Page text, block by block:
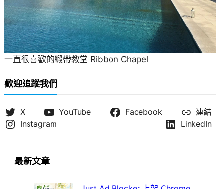
一直很喜歡的緞帶教堂 Ribbon Chapel
歡迎追蹤我們
X YouTube Facebook
連結
Instagram
LinkedIn
最新文章